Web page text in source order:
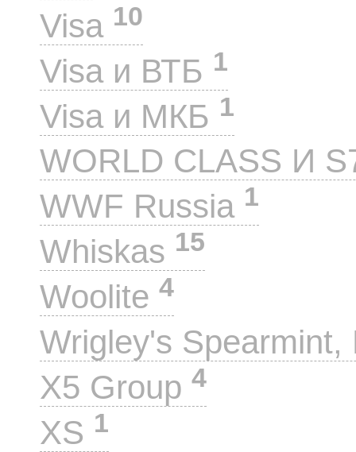
Visa 10
Visa и ВТБ 1
Visa и МКБ 1
WORLD CLASS И
WWF Russia 1
Whiskas 15
Woolite 4
Wrigley's
X5 Group 4
XS 1